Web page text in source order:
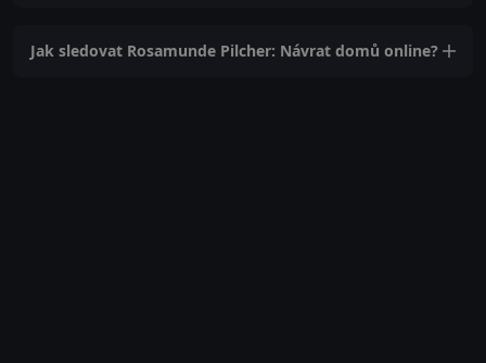
Jak sledovat Rosamunde Pilcher: Návrat domů online?